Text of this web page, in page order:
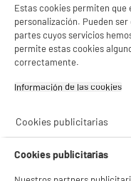
Garantía
Cambio por
Estas cookies permiten
personalización. Pueden
partes cuyos servicios
permite estas cookies
correctamente.
Información de las cookies‎
Cookies publicitarias
Cookies publicitarias